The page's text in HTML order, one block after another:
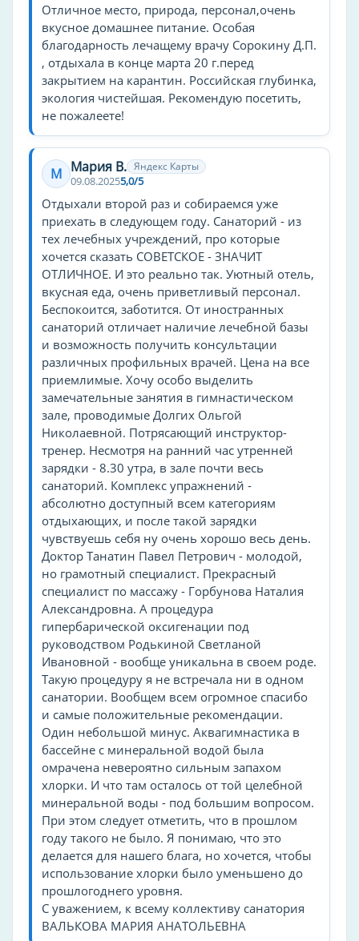
Сад
Wi-Fi в номере
Терраса
Детский клуб
бассейн
волейбол
баскетбол
футбол
Другие услуги
кондиционер в номере
пляж
кафе
массаж
кинозал
верховая езда
ресторан
сауна
тренажёрный зал
трансфер
частный пляж
обслуживание номеров
Интернет
холодильник
мини-бар
круглосуточная стойка регистрации
фен
банкомат
чай/кофе в номерах
телевизор в номере
баня
хаммам
утюг
уборка
spa
прокат лыжного снаряжения
продажа горнолыжного абонемента
бар
конференц-зал
отопление
Отличное место, природа, персонал,очень
вкусное домашнее питание. Особая
благодарность лечащему врачу Сорокину Д.П.
, отдыхала в конце марта 20 г.перед
закрытием на карантин. Российская глубинка,
экология чистейшая. Рекомендую посетить,
не пожалеете!
М Мария В. Яндекс Карты
09.08.20255,0/5
Отдыхали второй раз и собираемся уже
приехать в следующем году. Санаторий - из
тех лечебных учреждений, про которые
хочется сказать СОВЕТСКОЕ - ЗНАЧИТ
ОТЛИЧНОЕ. И это реально так. Уютный отель,
вкусная еда, очень приветливый персонал.
Беспокоится, заботится. От иностранных
санаторий отличает наличие лечебной базы
и возможность получить консультации
различных профильных врачей. Цена на все
приемлимые. Хочу особо выделить
замечательные занятия в гимнастическом
зале, проводимые Долгих Ольгой
Николаевной. Потрясающий инструктор-
тренер. Несмотря на ранний час утренней
зарядки - 8.30 утра, в зале почти весь
санаторий. Комплекс упражнений -
абсолютно доступный всем категориям
отдыхающих, и после такой зарядки
чувствуешь себя ну очень хорошо весь день.
Доктор Танатин Павел Петрович - молодой,
но грамотный специалист. Прекрасный
специалист по массажу - Горбунова Наталия
Александровна. А процедура
гипербарической оксигенации под
руководством Родькиной Светланой
Ивановной - вообще уникальна в своем роде.
Такую процедуру я не встречала ни в одном
санатории. Вообщем всем огромное спасибо
и самые положительные рекомендации.
Один небольшой минус. Аквагимнастика в
бассейне с минеральной водой была
омрачена невероятно сильным запахом
хлорки. И что там осталось от той целебной
минеральной воды - под большим вопросом.
При этом следует отметить, что в прошлом
году такого не было. Я понимаю, что это
делается для нашего блага, но хочется, чтобы
использование хлорки было уменьшено до
прошлогоднего уровня.
С уважением, к всему коллективу санатория
ВАЛЬКОВА МАРИЯ АНАТОЛЬЕВНА